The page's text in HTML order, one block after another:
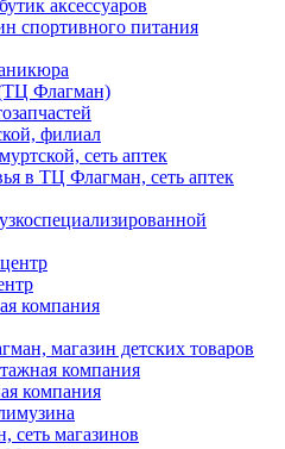
аксессуаров
спортивного питания
Флагман)
филиал
сеть аптек
в ТЦ Флагман, сеть аптек
компания
магазин детских товаров
компания
компания
сеть магазинов